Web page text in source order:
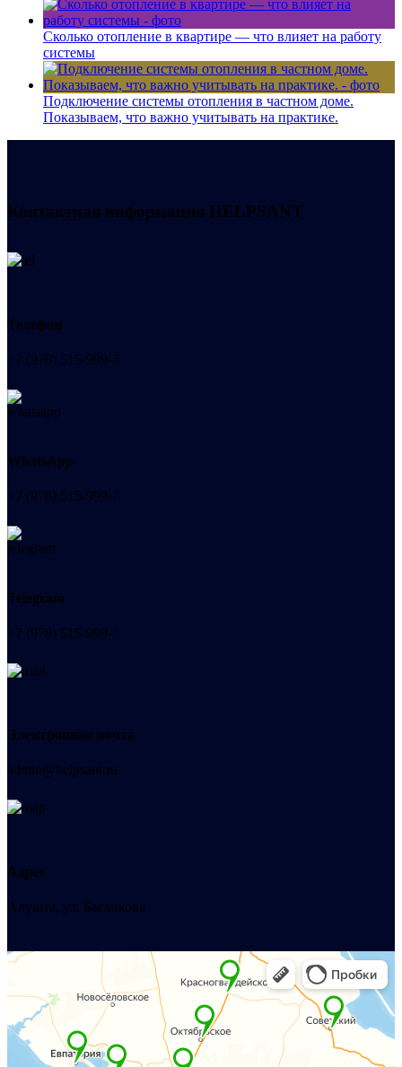
Сколько отопление в квартире — что влияет на работу
системы
Подключение системы отопления в частном доме.
Показываем, что важно учитывать на практике.
Контактная информация HELPSANT
Телефон
+7 (978) 515-999-7
WhatsApp
+7 (978) 515-999-7
Telegram
+7 (978) 515-999-7
Электронная почта
admin@helpsant.ru
Адрес
Алушта, ул. Багликова